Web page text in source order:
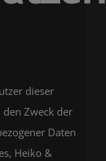
dieser
Zweck der
Daten
Heiko &